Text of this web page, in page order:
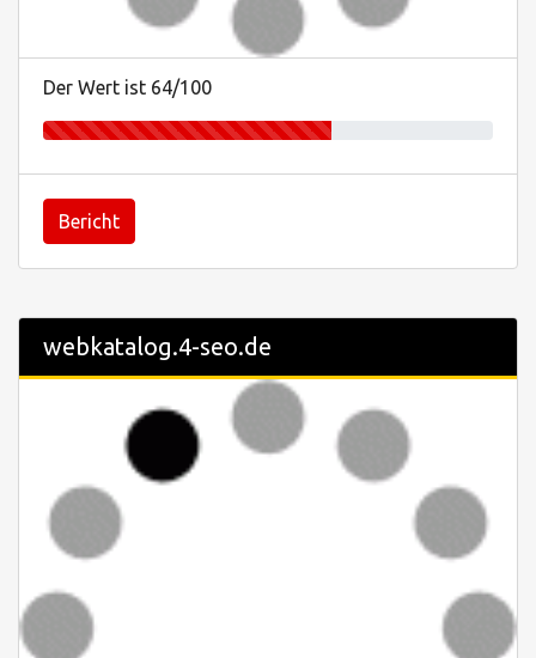
Der Wert ist 64/100
Bericht
webkatalog.4-seo.de